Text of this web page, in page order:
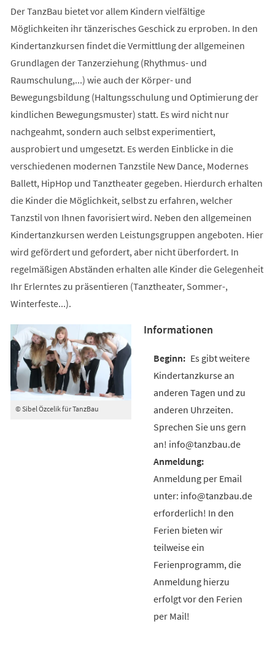
Der TanzBau bietet vor allem Kindern vielfältige
Möglichkeiten ihr tänzerisches Geschick zu erproben. In den
Kindertanzkursen findet die Vermittlung der allgemeinen
Grundlagen der Tanzerziehung (Rhythmus- und
Raumschulung,...) wie auch der Körper- und
Bewegungsbildung (Haltungsschulung und Optimierung der
kindlichen Bewegungsmuster) statt. Es wird nicht nur
nachgeahmt, sondern auch selbst experimentiert,
ausprobiert und umgesetzt. Es werden Einblicke in die
verschiedenen modernen Tanzstile New Dance, Modernes
Ballett, HipHop und Tanztheater gegeben. Hierdurch erhalten
die Kinder die Möglichkeit, selbst zu erfahren, welcher
Tanzstil von Ihnen favorisiert wird. Neben den allgemeinen
Kindertanzkursen werden Leistungsgruppen angeboten. Hier
wird gefördert und gefordert, aber nicht überfordert. In
regelmäßigen Abständen erhalten alle Kinder die Gelegenheit
Ihr Erlerntes zu präsentieren (Tanztheater, Sommer-,
Winterfeste...).
© Sibel Özcelik für TanzBau
Informationen
Es gibt weitere
Kindertanzkurse an
anderen Tagen und zu
anderen Uhrzeiten.
Sprechen Sie uns gern
an! info@tanzbau.de
Anmeldung per Email
unter: info@tanzbau.de
erforderlich! In den
Ferien bieten wir
teilweise ein
Ferienprogramm, die
Anmeldung hierzu
erfolgt vor den Ferien
per Mail!